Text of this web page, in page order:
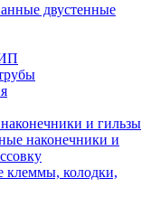
двустенные
и гильзы
наконечники и
клеммы, колодки,